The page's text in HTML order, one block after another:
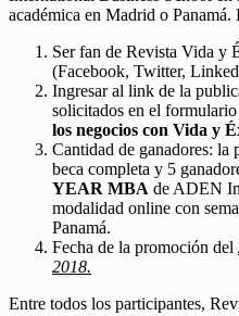
académica en Madrid o Panamá.
Ser fan de Revista Vida y
(Facebook, Twitter,
Ingresar al link de la
solicitados en el formulario
los negocios con Vida y
Cantidad de ganadores: la
beca completa y 5
YEAR MBA de ADEN
modalidad online con
Panamá.
Fecha de la promoción del
2018.
Entre todos los participantes,